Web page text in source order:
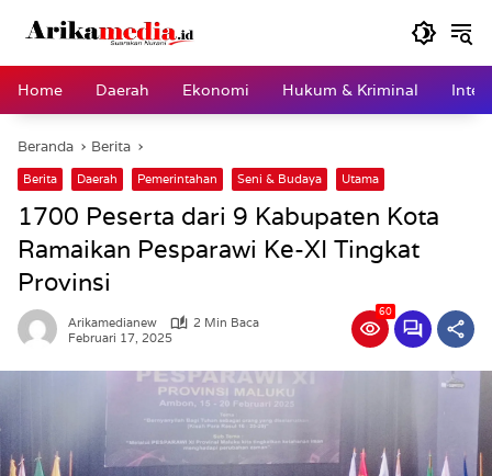
Home
Daerah Ekonomi Hukum & Kriminal
Beranda Berita
Berita Daerah Pemerintahan Seni & Budaya Utama
1700 Peserta dari 9 Kabupaten Kota
Ramaikan Pesparawi Ke-XI Tingkat
Provinsi
Arikamedianew
2 Min Baca
Februari 17, 2025
60